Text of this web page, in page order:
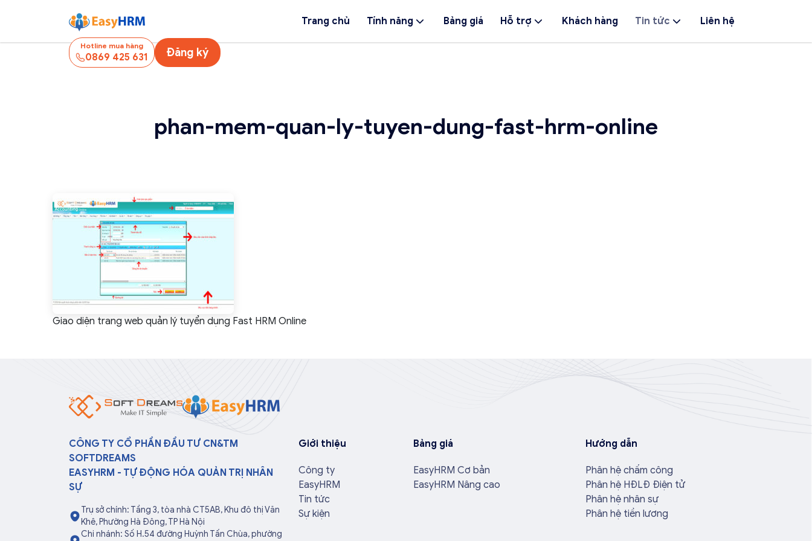
Trang chủ Tính năng Bảng giá Hỗ trợ Khách hàng Tin tức Liên hệ
Hotline mua hàng
0869 425 631 Đăng ký
phan-mem-quan-ly-tuyen-dung-fast-hrm-online
Giao diện trang web quản lý tuyển dụng Fast HRM Online
CÔNG TY CỔ PHẦN ĐẦU TƯ CN&TM
SOFTDREAMS
EASYHRM - TỰ ĐỘNG HÓA QUẢN TRỊ NHÂN
SỰ
Trụ sở chính: Tầng 3, tòa nhà CT5AB, Khu đô thị Văn
Khê, Phường Hà Đông, TP Hà Nội
Chi nhánh: Số H.54 đường Huỳnh Tấn Chùa, phường
Giới thiệu
Công ty
EasyHRM
Tin tức
Sự kiện
Bảng giá
EasyHRM Cơ bản
EasyHRM Nâng cao
Hướng dẫn
Phân hệ chấm công
Phân hệ HĐLĐ Điện tử
Phân hệ nhân sự
Phân hệ tiền lương